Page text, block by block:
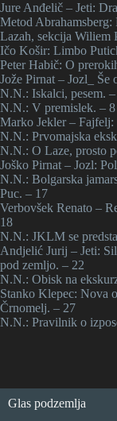
Jure Anđelič – Jeti:
Metod
Lazah, sekcija Wiliem
Ičo Košir: Limbo
Peter Habič: O
Jože Pirnat – Jozl_
N.N.: Iskalci, pesem.
N.N.: V premislek. – 8
Marko Jekler –
N.N.: Prvomajska
N.N.: O Laze, prosto
Joško Pirnat – Jozl:
N.N.: Bolgarska
Puc. – 17
Verbovšek Renato –
18
N.N.: JKLM se
Andjelić Jurij – Jeti:
pod zemljo. – 22
N.N.: Obisk na
Stanko Klepec: Nova
Črnomelj. – 27
N.N.: Pravilnik o
Glas podzemlja